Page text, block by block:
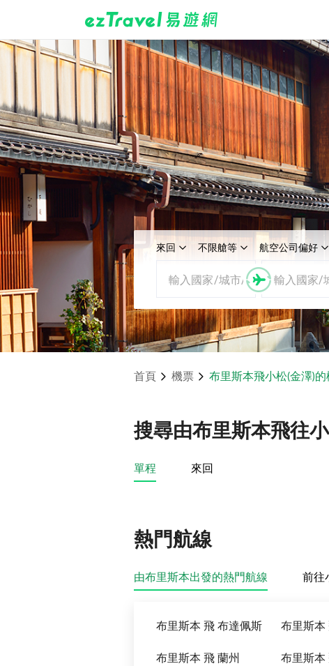
來回 不限艙等 航空公司偏好
首頁 機票 布里斯本飛小松(金澤)
搜尋由布里斯本飛往
單程 來回
熱門航線
由布里斯本出發的熱門航線 前往
布里斯本 飛 布達佩斯 布里斯本
布里斯本 飛 蘭州